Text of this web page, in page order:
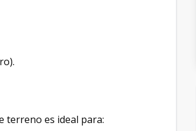
terreno es ideal para: